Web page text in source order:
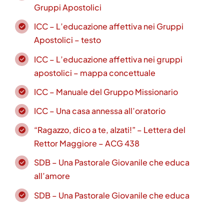
Gruppi Apostolici
ICC – L’educazione affettiva nei Gruppi
Apostolici – testo
ICC – L’educazione affettiva nei gruppi
apostolici – mappa concettuale
ICC – Manuale del Gruppo Missionario
ICC – Una casa annessa all’oratorio
“Ragazzo, dico a te, alzati!” – Lettera del
Rettor Maggiore – ACG 438
SDB – Una Pastorale Giovanile che educa
all’amore
SDB – Una Pastorale Giovanile che educa